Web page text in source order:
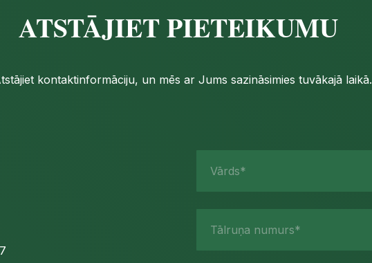
ATSTĀJIET PIETEIKUMU
kontaktinformāciju, un mēs ar Jums sazināsimies tuvākajā laikā.
Vārds*
Tālruņa numurs*